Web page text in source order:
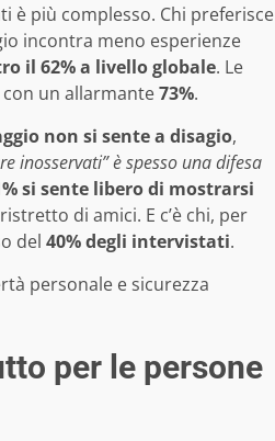
è più complesso. Chi preferisce
incontra meno esperienze
il 62% a livello globale. Le
un allarmante73%.
non si sente a disagio,
inosservati” è spesso una difesa
si sente libero di mostrarsi
di amici. E c’è chi, per
del 40% degli intervistati.
personale e sicurezza
per le persone